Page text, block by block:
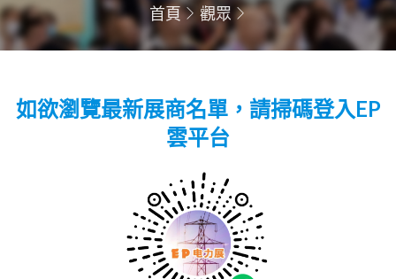
首頁 觀眾
如欲瀏覽最新展商名單，請掃碼登入EP
雲平台